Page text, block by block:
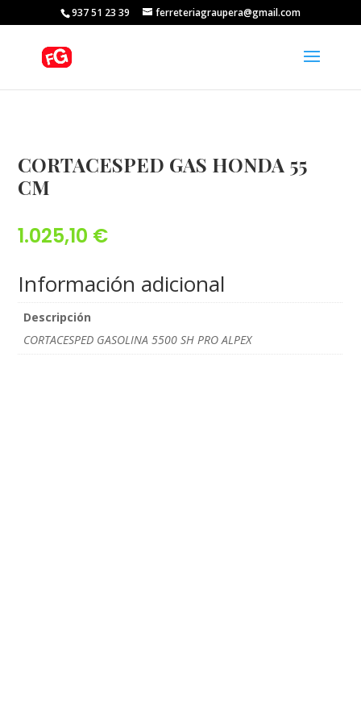
937 51 23 39 ferreteriagraupera@gmail.com
CORTACESPED GAS HONDA 55
CM
1.025,10 €
Información adicional
Descripción
CORTACESPED GASOLINA 5500 SH PRO ALPEX